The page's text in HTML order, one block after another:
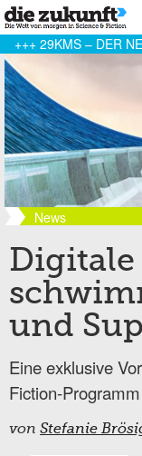
+++ 29KMS – DER
News
Digitale
und
Eine exklusive
Fiction-
von Stefanie